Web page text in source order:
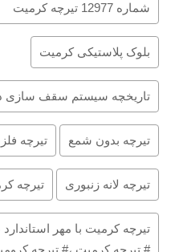
شماره 12977 تیرچه کرمیت
بلوک پلاستیکی کرمیت
تاریخچه سیستم سقف سازی
تیرچه بدون شمع تیرچه
تیرچه لانه زنبوری تیرچه
تیرچه کرمیت با مهر